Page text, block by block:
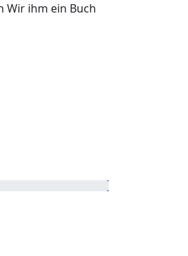
Wir ihm ein Buch